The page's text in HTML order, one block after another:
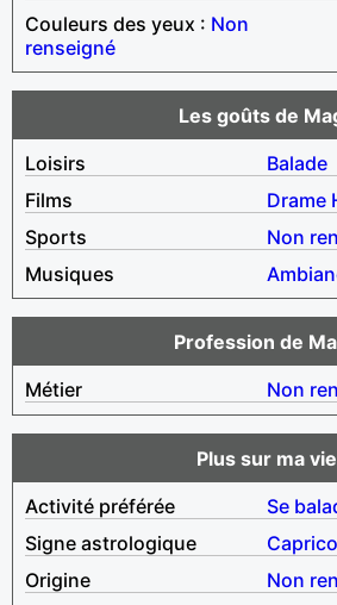
Couleurs des yeux : Non
renseigné
Les goûts de
Loisirs
Balade
Films
Drame
Sports
Non
Musiques
Profession de
Métier
Non
Plus sur ma vie
Activité préférée
Se
Signe astrologique
Origine
Non